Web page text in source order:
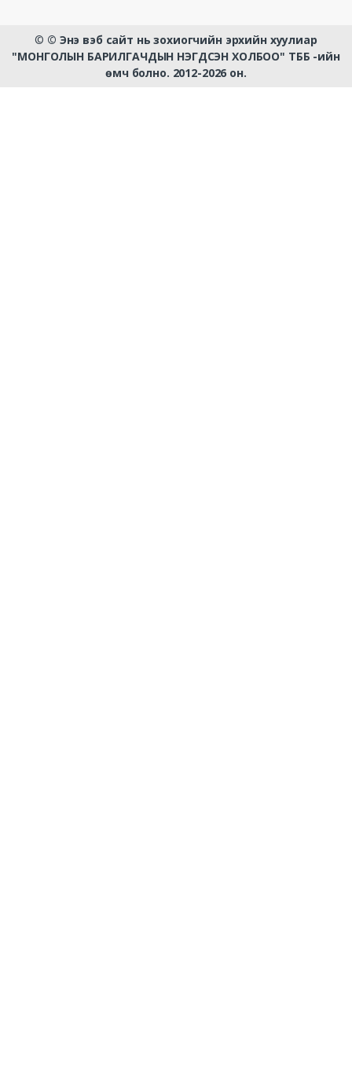
© © Энэ вэб сайт нь зохиогчийн эрхийн хуулиар
"МОНГОЛЫН БАРИЛГАЧДЫН НЭГДСЭН ХОЛБОО" ТББ -ийн
өмч болно. 2012-2026 он.